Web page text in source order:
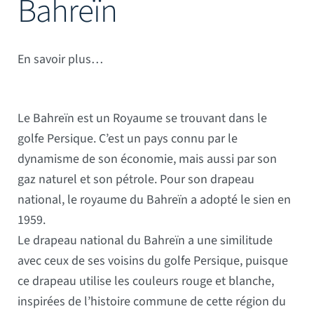
Mâts
Bahreïn
En savoir plus…
Le Bahreïn est un Royaume se trouvant dans le
golfe Persique. C’est un pays connu par le
dynamisme de son économie, mais aussi par son
gaz naturel et son pétrole. Pour son drapeau
national, le royaume du Bahreïn a adopté le sien en
1959.
Le drapeau national du Bahreïn a une similitude
avec ceux de ses voisins du golfe Persique, puisque
ce drapeau utilise les couleurs rouge et blanche,
inspirées de l’histoire commune de cette région du